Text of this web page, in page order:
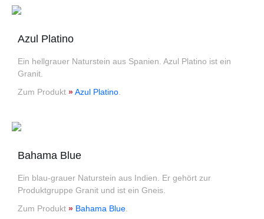
Azul Platino
Ein hellgrauer Naturstein aus Spanien. Azul Platino ist ein
Granit.
Zum Produkt »Azul Platino
Bahama Blue
Ein blau-grauer Naturstein aus Indien. Er gehört zur
Produktgruppe Granit und ist ein Gneis.
Zum Produkt » Bahama Blue